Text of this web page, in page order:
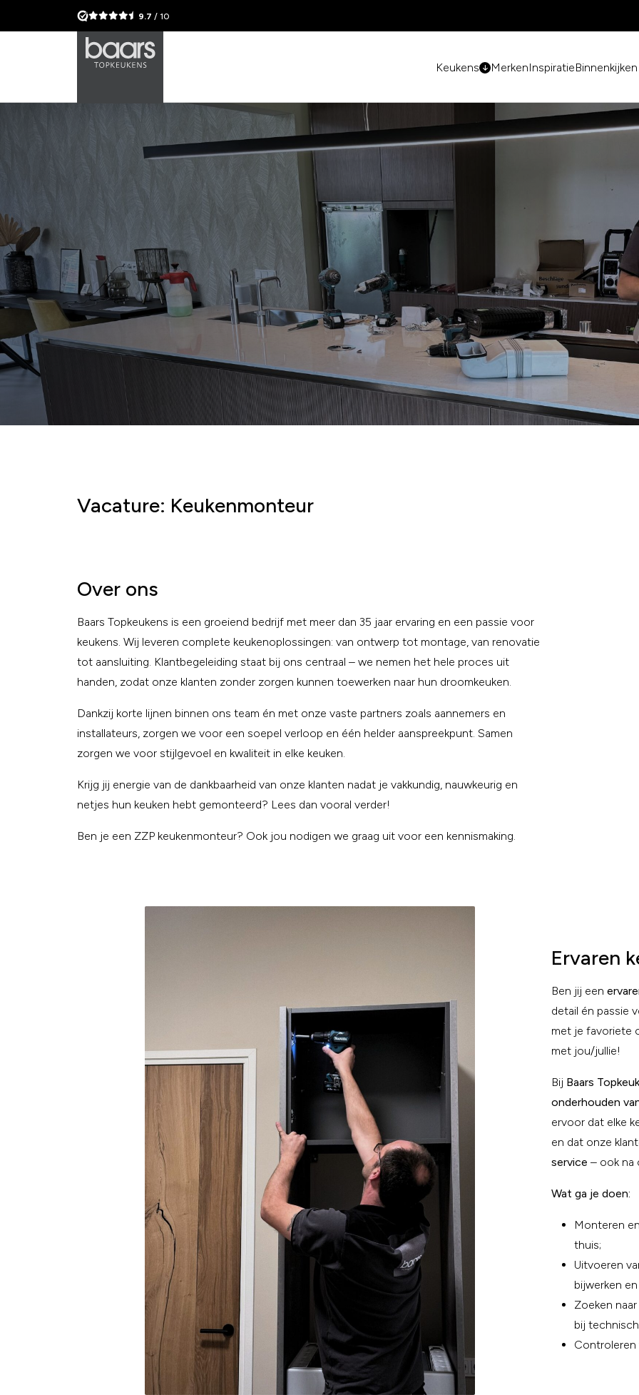
9.7 / 10
Keukens MerkenInspiratie
Vacature: Keukenmonteur
Over ons
Baars Topkeukens is een groeiend bedrijf met meer dan 35 jaar ervaring en een passie voor
keukens. Wij leveren complete keukenoplossingen: van ontwerp tot montage, van renovatie
tot aansluiting. Klantbegeleiding staat bij ons centraal – we nemen het hele proces uit
handen, zodat onze klanten zonder zorgen kunnen toewerken naar hun droomkeuken.
Dankzij korte lijnen binnen ons team én met onze vaste partners zoals aannemers en
installateurs, zorgen we voor een soepel verloop en één helder aanspreekpunt. Samen
zorgen we voor stijlgevoel en kwaliteit in elke keuken.
Krijg jij energie van de dankbaarheid van onze klanten nadat je vakkundig, nauwkeurig en
netjes hun keuken hebt gemonteerd? Lees dan vooral verder!
Ben je een ZZP keukenmonteur? Ook jou nodigen we graag uit voor een kennismaking.
Ervaren
Ben jij een
detail én passie
met je favoriete
met jou/jullie!
Bij Baars
onderhouden
ervoor dat elke
en dat onze
service – ook na
Wat ga je doen:
Monteren
thuis;
Uitvoeren
bijwerken
Zoeken naar
bij
Controleren